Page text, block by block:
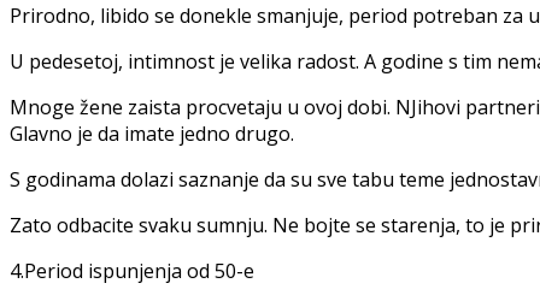
Prirodno, libido se donekle smanjuje, period potreban za
U pedesetoj, intimnost je velika radost. A godine s tim
Mnoge žene zaista procvetaju u ovoj dobi. NJihovi
Glavno je da imate jedno drugo.
S godinama dolazi saznanje da su sve tabu teme
Zato odbacite svaku sumnju. Ne bojte se starenja, to je
4.Period ispunjenja od 50-e